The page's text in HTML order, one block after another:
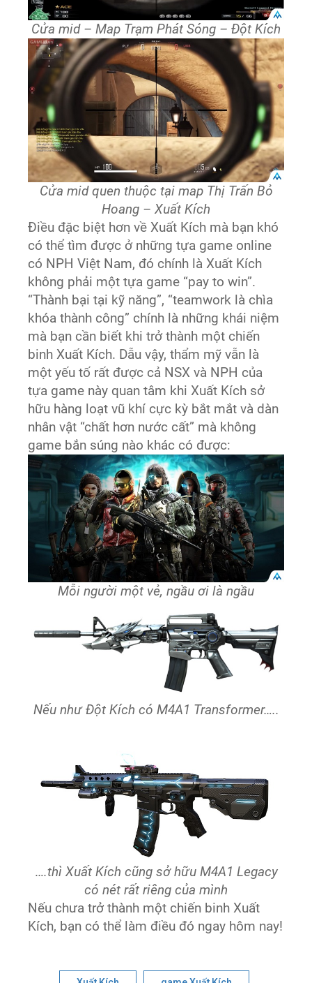
Cửa mid – Map Trạm Phát Sóng – Đột Kích
Cửa mid quen thuộc tại map Thị Trấn Bỏ
Hoang – Xuất Kích
Điều đặc biệt hơn về Xuất Kích mà bạn khó
có thể tìm được ở những tựa game online
có NPH Việt Nam, đó chính là Xuất Kích
không phải một tựa game “pay to win”.
“Thành bại tại kỹ năng”, “teamwork là chìa
khóa thành công” chính là những khái niệm
mà bạn cần biết khi trở thành một chiến
binh Xuất Kích. Dẫu vậy, thẩm mỹ vẫn là
một yếu tố rất được cả NSX và NPH của
tựa game này quan tâm khi Xuất Kích sở
hữu hàng loạt vũ khí cực kỳ bắt mắt và dàn
nhân vật “chất hơn nước cất” mà không
game bắn súng nào khác có được:
Mỗi người một vẻ, ngầu ơi là ngầu
Nếu như Đột Kích có M4A1 Transformer…..
….thì Xuất Kích cũng sở hữu M4A1 Legacy
có nét rất riêng của mình
Nếu chưa trở thành một chiến binh Xuất
Kích, bạn có thể làm điều đó ngay hôm nay!